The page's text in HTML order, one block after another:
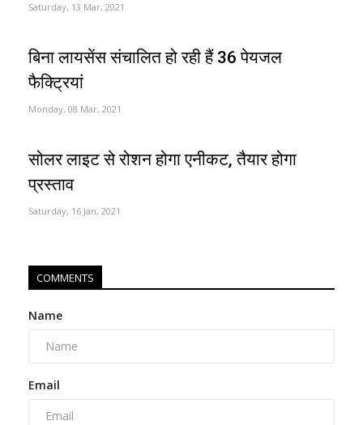
Saturday, 13 Mar, 2021
बिना लायसेंस संचालित हो रही हैं 36 पेयजल
फैक्ट्रियां
Monday, 08 Mar, 2021
सोलर लाइट से रोशन होगा एनीकट, तैयार होगा
प्रस्ताव
Saturday, 16 Jan, 2021
COMMENTS
Name
Email